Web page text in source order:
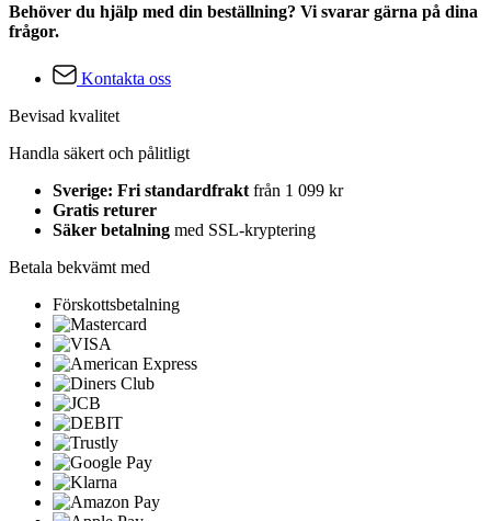
Behöver du hjälp med din beställning? Vi svarar gärna på dina
frågor.
Kontakta oss
Bevisad kvalitet
Handla säkert och pålitligt
Sverige: Fri standardfrakt från 1 099 kr
Gratis returer
Säker betalning med SSL-kryptering
Betala bekvämt med
Förskottsbetalning